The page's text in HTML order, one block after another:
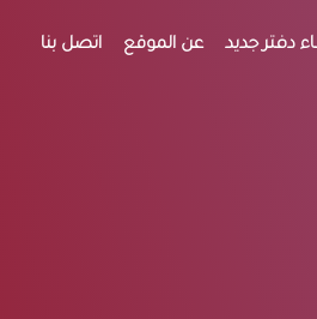
دفتر جديد عن الموقع اتصل بنا